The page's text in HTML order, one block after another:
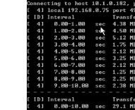
云
VPN
企
业
版
热